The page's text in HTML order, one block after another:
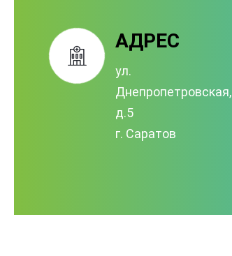
АДРЕС
ул.
Днепропетровская,
д.5
г. Саратов